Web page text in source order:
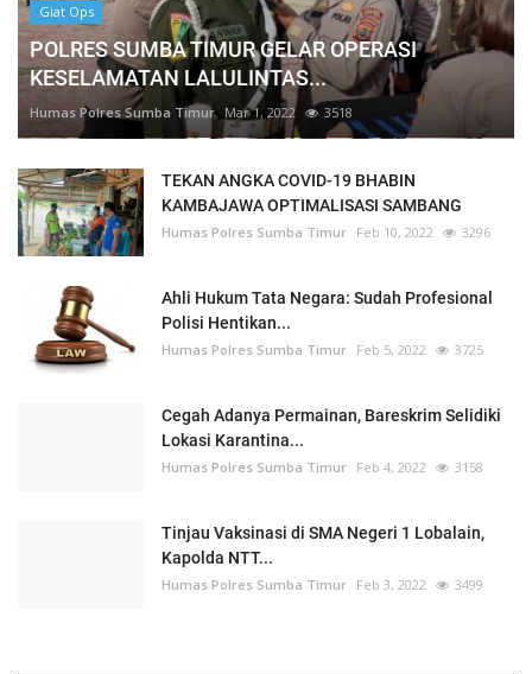
Giat Ops
POLRES SUMBA TIMUR GELAR OPERASI
KESELAMATAN LALULINTAS...
Humas Polres Sumba Timur Mar 1, 2022 3518
TEKAN ANGKA COVID-19 BHABIN
KAMBAJAWA OPTIMALISASI SAMBANG
Humas Polres Sumba Timur Feb 10, 2022 3296
Ahli Hukum Tata Negara: Sudah Profesional
Polisi Hentikan...
Humas Polres Sumba Timur Feb 5, 2022 3725
Cegah Adanya Permainan, Bareskrim Selidiki
Lokasi Karantina...
Humas Polres Sumba Timur Feb 4, 2022 3158
Tinjau Vaksinasi di SMA Negeri 1 Lobalain,
Kapolda NTT...
Humas Polres Sumba Timur Feb 3, 2022 3499